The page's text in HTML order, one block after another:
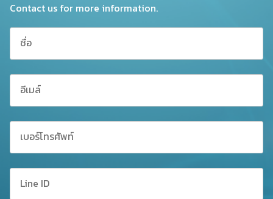
Contact us for more information.